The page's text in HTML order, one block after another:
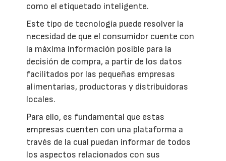
como el etiquetado inteligente.
Este tipo de tecnología puede resolver la
necesidad de que el consumidor cuente con
la máxima información posible para la
decisión de compra, a partir de los datos
facilitados por las pequeñas empresas
alimentarias, productoras y distribuidoras
locales.
Para ello, es fundamental que estas
empresas cuenten con una plataforma a
través de la cual puedan informar de todos
los aspectos relacionados con sus